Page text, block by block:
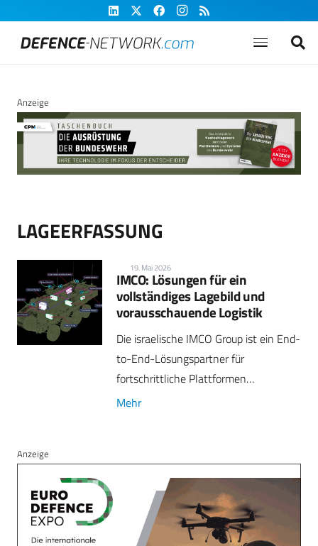
Anzeige
LAGEERFASSUNG
19. Mai 2026
IMCO: Lösungen für ein
vollständiges Lagebild und
vorausschauende Logistik
Die israelische IMCO Group ist ein End-
to-End-Lösungspartner für
fortschrittliche Plattformen…
Mehr
Anzeige